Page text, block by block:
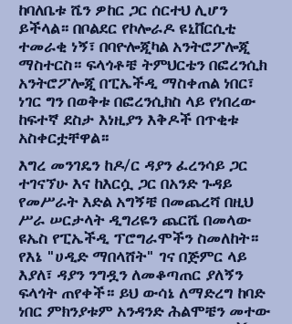
ከባለቤቱ ሼን ዎከር ጋር ሰርተህ ሊሆን
ይችላል። በቦልደር የኮሎራዶ ዩኒቨርሲቲ
ተመራቂ ነኝ፣ በባዮሎጂካል አንትሮፖሎጂ
ማስተርስ። ፍላጎቶቼ ትምህርቴን በፎረንሲክ
አንትሮፖሎጂ በፒኤችዲ ማስቀጠል ነበር፣
ነገር ግን በወቅቱ በፎረንሲክስ ላይ የነበረው
ከፍተኛ ደስታ እነዚያን እቅዶች በጥቂቱ
አስቀርቷቸዋል።
እግረ መንገዴን ከዶ/ር ዳያን ፈረንሳይ ጋር
ተገናኘሁ እና ከእርሷ ጋር በአንድ ጉዳይ
የመሥራት እድል አግኝቼ በመጨረሻ በዚህ
ሥራ ሠርታላት ዲግሪዬን ጨርሼ በመላው
ዩኤስ የፒኤችዲ ፕሮግራሞችን ስመለከት።
የእኔ "ሀዲድ ማበላሸት" ገና በጅምር ላይ
እያለ፣ ዳያን ንግዷን ለመቆጣጠር ያለኝን
ፍላጎት ጠየቀች። ይህ ውሳኔ ለማድረግ ከባድ
ነበር ምክንያቱም አንዳንድ ሕልሞቼን መተው